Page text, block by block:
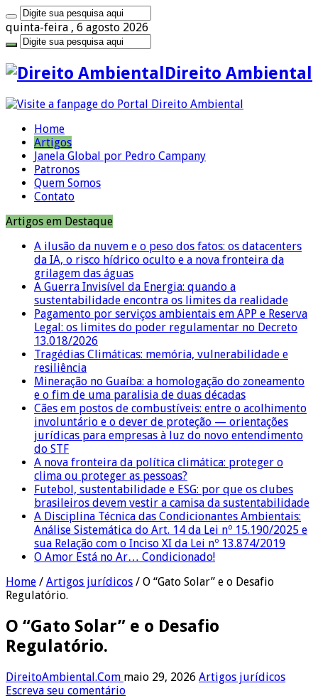
quinta-feira , 6 agosto 2026
Direito Ambiental
Home
Artigos
Janela Global por Pedro Campany
Patronos
Quem Somos
Contato
Artigos em Destaque
A ilusão da nuvem e o peso dos fatos: os datacenters
da IA, o risco hídrico oculto e a nova fronteira da
grilagem das águas
A Guerra Invisível da Energia: quando a
sustentabilidade encontra os limites da realidade
Pagamento por serviços ambientais em APP e Reserva
Legal: os limites do poder regulamentar no Decreto
13.018/2026
Tragédias Climáticas: memória, vulnerabilidade e
resiliência
Mineração no Guaíba: a homologação do zoneamento
e o fim de uma paralisia de duas décadas
Cães em postos de combustíveis: entre o acolhimento
involuntário e o dever de proteção — orientações
jurídicas para empresas à luz do novo entendimento
do STF
A nova fronteira da política climática: proteger o
clima ou proteger as pessoas?
Futebol, sustentabilidade e ESG: por que os clubes
brasileiros devem vestir a camisa da sustentabilidade
A Disciplina Técnica das Condicionantes Ambientais:
Análise Sistemática do Art. 14 da Lei nº 15.190/2025 e
sua Relação com o Inciso XI da Lei nº 13.874/2019
O Amor Está no Ar… Condicionado!
Home / Artigos jurídicos / O “Gato Solar” e o Desafio
Regulatório.
O “Gato Solar” e o Desafio
Regulatório.
DireitoAmbiental.Com maio 29, 2026 Artigos jurídicos
Escreva seu comentário